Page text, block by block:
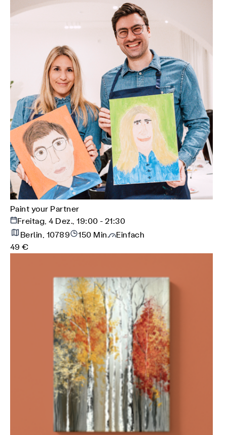
Paint your Partner
Freitag, 4 Dez., 19:00 - 21:30
Berlin, 10789
150 Min.
Einfach
49 €